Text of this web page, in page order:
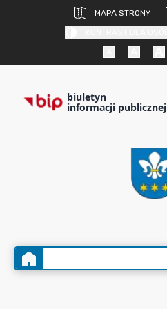
MAPA STRONY
biuletyn
informacji publicznej